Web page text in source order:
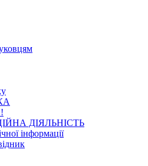
ДІЯЛЬНІСТЬ
інформації